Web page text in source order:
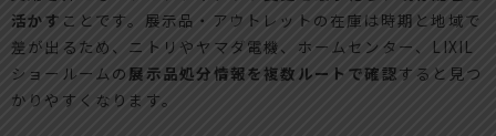
活かす ことです。展示品・アウトレットの在庫は時期と地域で
差が出るため、ニトリやヤマダ電機、ホームセンター、LIXIL
ショールームの 展示品処分情報を複数ルートで確認すると見つ
かりやすくなります。